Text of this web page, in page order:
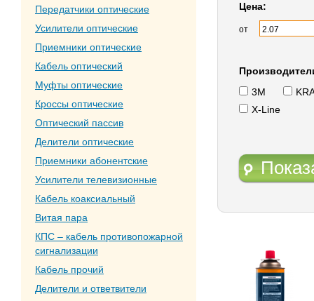
Передатчики оптические
Усилители оптические
Приемники оптические
Кабель оптический
Муфты оптические
Кроссы оптические
Оптический пассив
Делители оптические
Приемники абонентские
Усилители телевизионные
Кабель коаксиальный
Витая пара
КПС – кабель противопожарной
сигнализации
Кабель прочий
Делители и ответвители
Цена:
от
3M
X-Line